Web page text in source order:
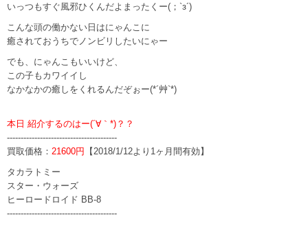
いっつもすぐ風邪ひくんだよまったくー(；`з´)
こんな頭の働かない日はにゃんこに
癒されておうちでノンビリしたいにゃー
でも、にゃんこもいいけど、
この子もカワイイし
なかなかの癒しをくれるんだぞぉー(*´艸`*)
本日 紹介するのはー(´∀｀*)？？
----------------------------------------
買取価格： 21600円 【2018/1/12より1ヶ月間有効】
タカラトミー
スター・ウォーズ
ヒーロードロイド BB-8
----------------------------------------